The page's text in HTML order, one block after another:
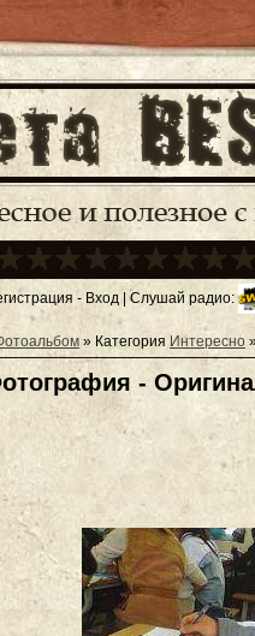
- Вход | Слушай радио:
» Категория Интересно
-